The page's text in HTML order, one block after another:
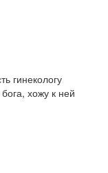
гинекологу
хожу к ней